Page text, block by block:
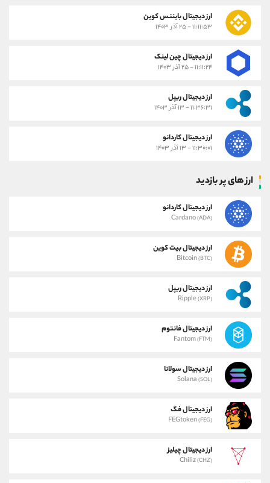
ارز دیجیتال بایننس کوین
۱۱:۱۱:۵۳ - ۲۵ آذر ۱۴۰۳
ارز دیجیتال چین لینک
۱۱:۱۱:۲۴ - ۲۵ آذر ۱۴۰۳
ارز دیجیتال ریپل
۱۱:۳۶:۳۱ - ۱۳ آذر ۱۴۰۳
ارز دیجیتال کاردانو
۱۱:۳۰:۰۱ - ۱۳ آذر ۱۴۰۳
ارز های پر بازدید
ارز دیجیتال کاردانو
Cardano(ADA)
ارز دیجیتال بیت کوین
Bitcoin(BTC)
ارز دیجیتال ریپل
Ripple(XRP)
ارز دیجیتال فانتوم
Fantom(FTM)
ارز دیجیتال سولانا
Solana (SOL)
ارز دیجیتال فگ
FEGtoken(FEG)
ارز دیجیتال چیلیز
Chiliz(CHZ)